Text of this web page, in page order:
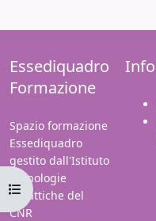
Open course index
Essediquadro
Formazione
Spazio formazione
Essediquadro
gestito dall'Istituto
Tecnologie
Didattiche del
CNR
Info